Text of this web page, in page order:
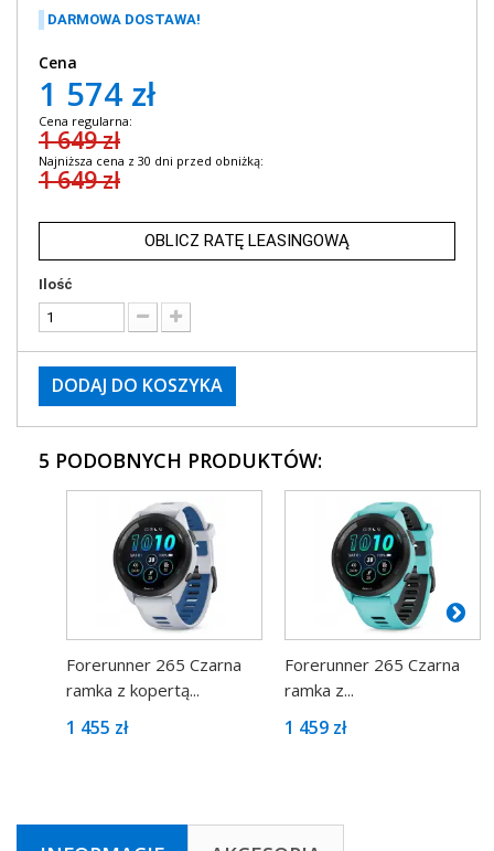
DARMOWA DOSTAWA!
Cena
1 574 zł
Cena regularna:
1 649 zł
Najniższa cena z 30 dni przed obniżką:
1 649 zł
OBLICZ RATĘ LEASINGOWĄ
Ilość
DODAJ DO KOSZYKA
5 PODOBNYCH PRODUKTÓW:
Forerunner 265 Czarna
ramka z kopertą...
1 455 zł
Forerunner 265 Czarna
ramka z...
1 459 zł